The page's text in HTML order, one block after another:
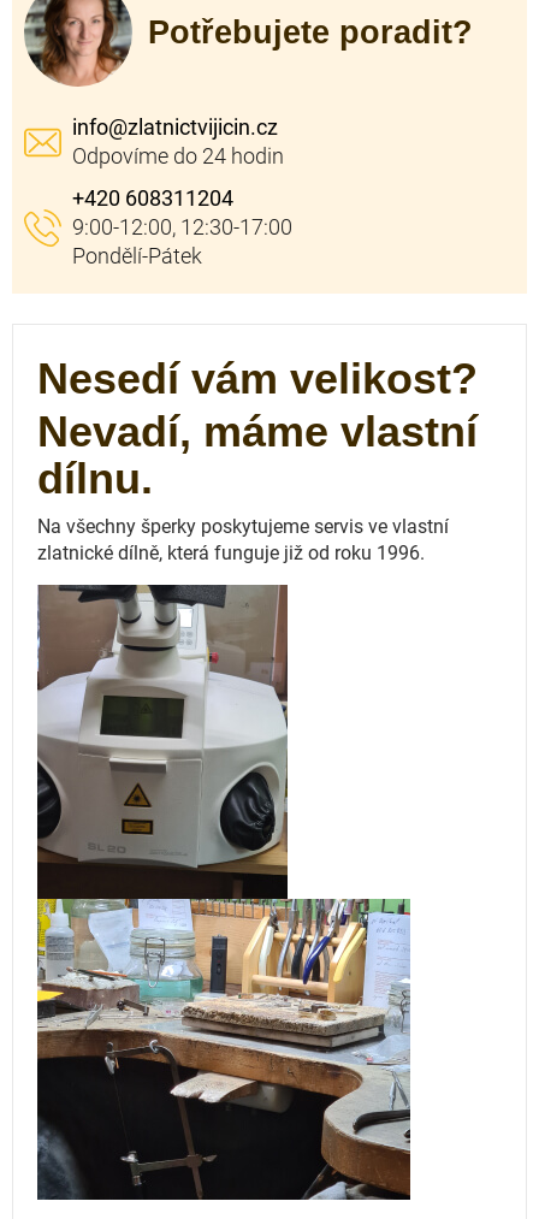
Potřebujete poradit?
info@zlatnictvijicin.cz
+420 608311204
Nesedí vám velikost?
Nevadí, máme vlastní
dílnu.
Na všechny šperky poskytujeme servis ve vlastní
zlatnické dílně, která funguje již od roku 1996.